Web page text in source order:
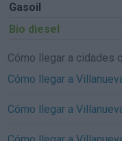
Gasoil
Bio diesel
Cómo llegar a cidades
Cómo llegar a
Cómo llegar a